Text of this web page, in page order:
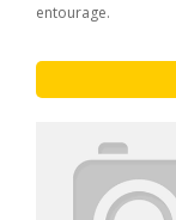
entourage.